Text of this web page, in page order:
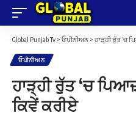
Global Punjab Tv > ਓਪੀਨੀਅਨ > ਹਾੜ੍ਹੀ ਰੁੱਤ ‘ਚ
ਓਪੀਨੀਅਨ
ਹਾੜ੍ਹੀ ਰੁੱਤ ‘ਚ
ਕਿਵੇਂ ਕਰੀਏ